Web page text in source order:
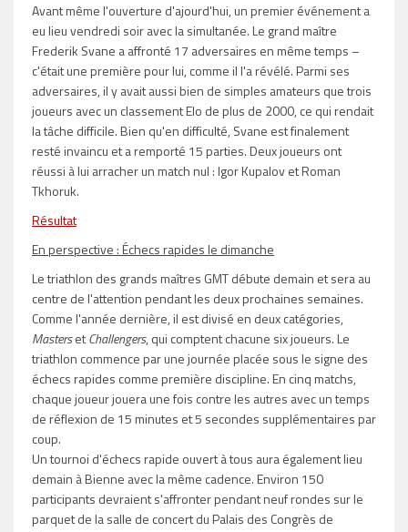
Avant même l'ouverture d'ajourd'hui, un premier événement a
eu lieu vendredi soir avec la simultanée. Le grand maître
Frederik Svane a affronté 17 adversaires en même temps –
c'était une première pour lui, comme il l'a révélé. Parmi ses
adversaires, il y avait aussi bien de simples amateurs que trois
joueurs avec un classement Elo de plus de 2000, ce qui rendait
la tâche difficile. Bien qu'en difficulté, Svane est finalement
resté invaincu et a remporté 15 parties. Deux joueurs ont
réussi à lui arracher un match nul : Igor Kupalov et Roman
Tkhoruk.
Résultat
En perspective : Échecs rapides le dimanche
Le triathlon des grands maîtres GMT débute demain et sera au
centre de l'attention pendant les deux prochaines semaines.
Comme l'année dernière, il est divisé en deux catégories,
MastersetChallengers, qui comptent chacune six joueurs. Le
triathlon commence par une journée placée sous le signe des
échecs rapides comme première discipline. En cinq matchs,
chaque joueur jouera une fois contre les autres avec un temps
de réflexion de 15 minutes et 5 secondes supplémentaires par
coup.
Un tournoi d'échecs rapide ouvert à tous aura également lieu
demain à Bienne avec la même cadence. Environ 150
participants devraient s'affronter pendant neuf rondes sur le
parquet de la salle de concert du Palais des Congrès de